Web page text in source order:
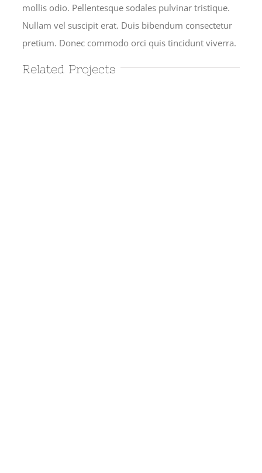
mollis odio. Pellentesque sodales pulvinar tristique.
Nullam vel suscipit erat. Duis bibendum consectetur
pretium. Donec commodo orci quis tincidunt viverra.
Related Projects